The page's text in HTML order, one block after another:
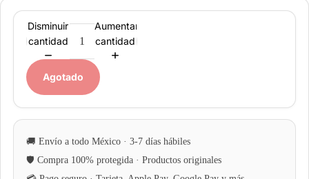
Disminuir
cantidad
Aumentar
cantidad
Agotado